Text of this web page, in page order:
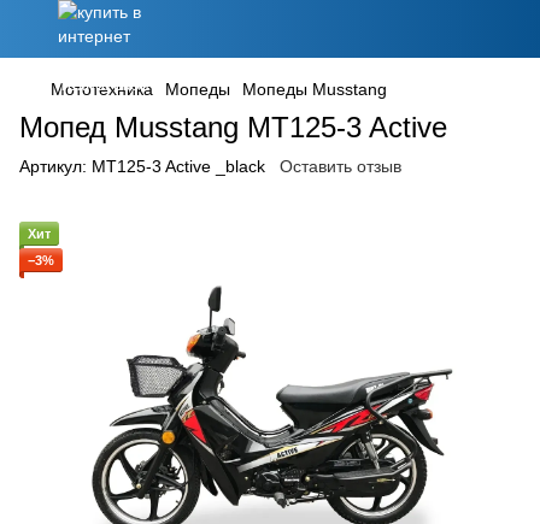
Мототехника Мопеды Мопеды Musstang
Мопед Musstang MT125-3 Active
Артикул: MT125-3 Active _black Оставить отзыв
Хит
−3%